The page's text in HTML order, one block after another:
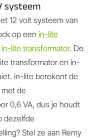
systeem
12 volt systeem van
op een in-lite
in-lite transformator. De
transformator en in-
in-lite berekent de
de
0,6 VA, dus je houdt
dezelfde
Stel ze aan Remy